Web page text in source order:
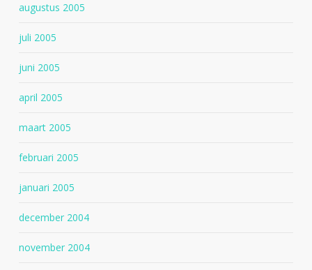
augustus 2005
juli 2005
juni 2005
april 2005
maart 2005
februari 2005
januari 2005
december 2004
november 2004